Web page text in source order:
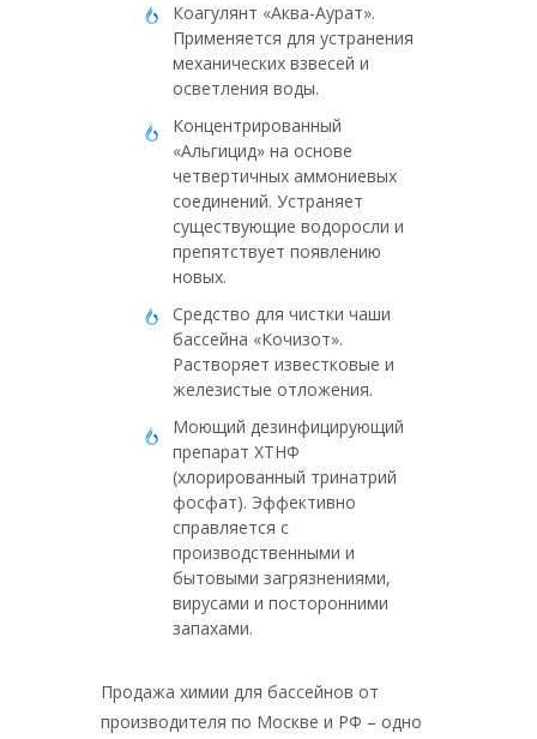
Коагулянт «Аква-Аурат».
Применяется для устранения
механических взвесей и
осветления воды.
Концентрированный
«Альгицид» на основе
четвертичных аммониевых
соединений. Устраняет
существующие водоросли и
препятствует появлению
новых.
Средство для чистки чаши
бассейна «Кочизот».
Растворяет известковые и
железистые отложения.
Моющий дезинфицирующий
препарат ХТНФ
(хлорированный тринатрий
фосфат). Эффективно
справляется с
производственными и
бытовыми загрязнениями,
вирусами и посторонними
запахами.
Продажа химии для бассейнов от
производителя по Москве и РФ – одно